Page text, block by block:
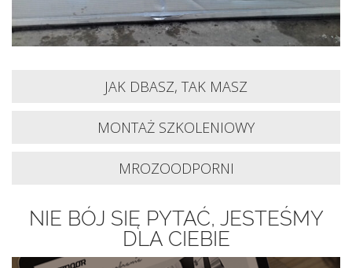
JAK DBASZ, TAK MASZ
MONTAŻ SZKOLENIOWY
MROZOODPORNI
NIE BÓJ SIĘ PYTAĆ, JESTEŚMY
DLA CIEBIE